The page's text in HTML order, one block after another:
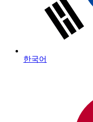
한국어